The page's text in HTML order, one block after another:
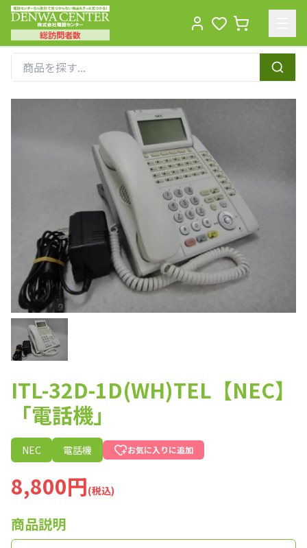
総訪問者数
ITL-32D-1D(WH)TEL【NEC】
「電話機」
NEC 電話機 お気に入りに追加
8,800円(税込)
商品説明